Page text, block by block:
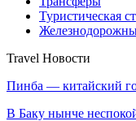
Туристическая
Travel Новости
Пинба — китайский
В Баку нынче